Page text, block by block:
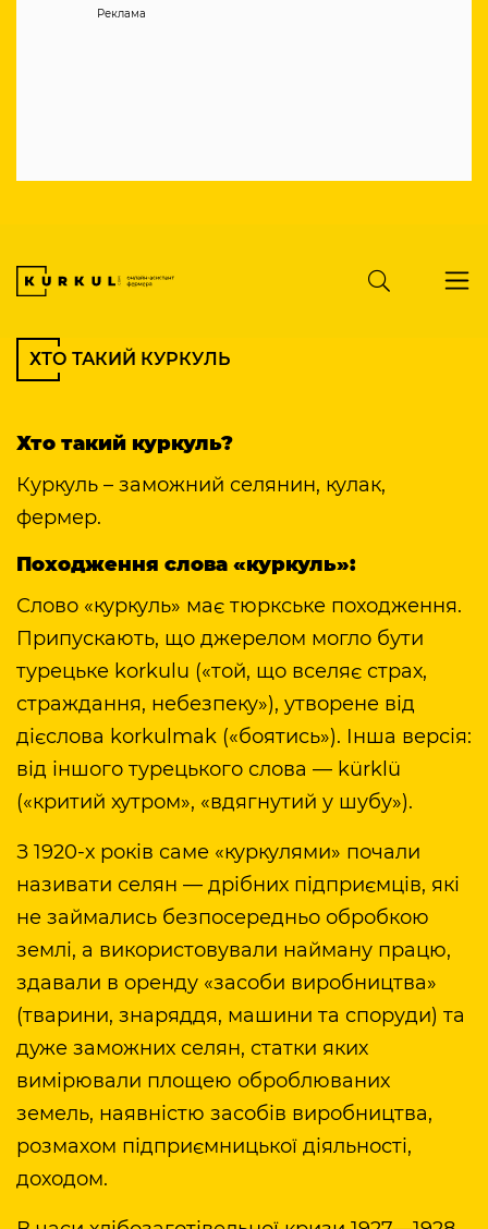
Реклама
ХТО ТАКИЙ КУРКУЛЬ
Хто такий куркуль?
Куркуль – заможний селянин, кулак,
фермер.
Походження слова «куркуль»:
Слово «куркуль» має тюркське походження.
Припускають, що джерелом могло бути
турецьке korkulu («той, що вселяє страх,
страждання, небезпеку»), утворене від
дієслова korkulmak («боятись»). Інша версія:
від іншого турецького слова — kürklü
(«критий хутром», «вдягнутий у шубу»).
З 1920-х років саме «куркулями» почали
називати селян — дрібних підприємців, які
не займались безпосередньо обробкою
землі, а використовували найману працю,
здавали в оренду «засоби виробництва»
(тварини, знаряддя, машини та споруди) та
дуже заможних селян, статки яких
вимірювали площею оброблюваних
земель, наявністю засобів виробництва,
розмахом підприємницької діяльності,
доходом.